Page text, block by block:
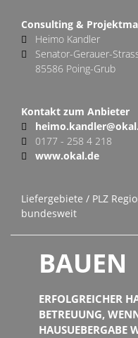
Consulting &
Heimo Kandler
Senator-Gerauer-
85586 Poing-Grub
Kontakt zum Anbieter
0177 - 258 4 218
www.okal.de
Liefergebiete / PLZ
bundesweit
ERFOLGREICHER
BETREUUNG,
HAUSUEBERGABE